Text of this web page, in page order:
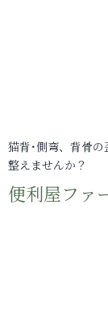
猫背･側弯、背骨の
整えませんか？
便利屋ファ